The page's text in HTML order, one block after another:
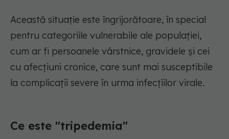
Această situație este îngrijorătoare, în special
pentru categoriile vulnerabile ale populației,
cum ar fi persoanele vârstnice, gravidele și cei
cu afecțiuni cronice, care sunt mai susceptibile
la complicații severe în urma infecțiilor virale.
Ce este "tripedemia"